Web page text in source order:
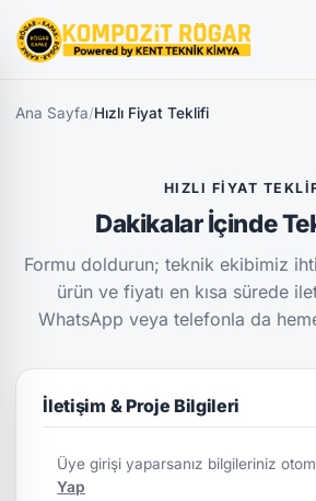
Ana Sayfa/Hızlı Fiyat Teklifi
HIZLI FIYAT
Dakikalar İçinde
Formu doldurun; teknik ekibimiz
ürün ve fiyatı en kısa sürede
WhatsApp veya telefonla da
İletişim & Proje Bilgileri
Üye girişi yaparsanız bilgileriniz
Yap